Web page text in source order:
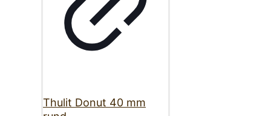
Thulit Donut 40 mm